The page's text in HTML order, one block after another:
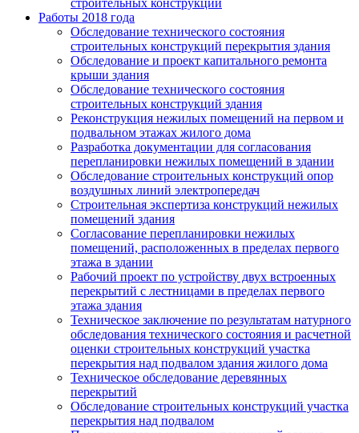
строительных конструкций
Работы 2018 года
Обследование технического состояния
строительных конструкций перекрытия здания
Обследование и проект капитального ремонта
крыши здания
Обследование технического состояния
строительных конструкций здания
Реконструкция нежилых помещений на первом и
подвальном этажах жилого дома
Разработка документации для согласования
перепланировки нежилых помещений в здании
Обследование строительных конструкций опор
воздушных линий электропередач
Строительная экспертиза конструкций нежилых
помещений здания
Согласование перепланировки нежилых
помещений, расположенных в пределах первого
этажа в здании
Рабочий проект по устройству двух встроенных
перекрытий с лестницами в пределах первого
этажа здания
Техническое заключение по результатам натурного
обследования технического состояния и расчетной
оценки строительных конструкций участка
перекрытия над подвалом здания жилого дома
Техническое обследование деревянных
перекрытий
Обследование строительных конструкций участка
перекрытия над подвалом